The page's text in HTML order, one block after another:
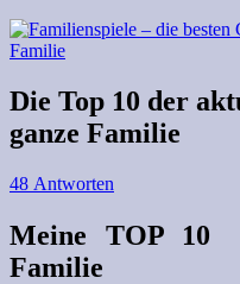
Die Top 10 der
ganze Familie
48 Antworten
Meine TOP 10
Familie